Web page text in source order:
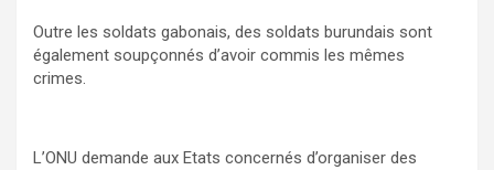
Outre les soldats gabonais, des soldats burundais sont
également soupçonnés d’avoir commis les mêmes
crimes.
L’ONU demande aux Etats concernés d’organiser des